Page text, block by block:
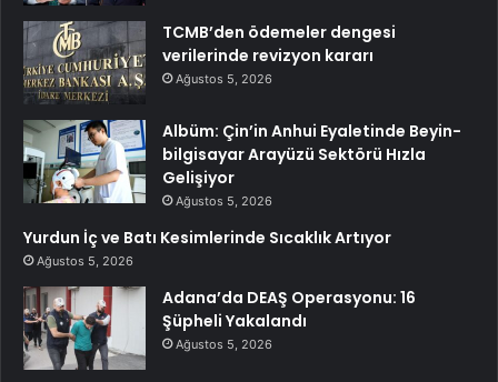
TCMB’den ödemeler dengesi
verilerinde revizyon kararı
Ağustos 5, 2026
Albüm: Çin’in Anhui Eyaletinde Beyin-
bilgisayar Arayüzü Sektörü Hızla
Gelişiyor
Ağustos 5, 2026
Yurdun İç ve Batı Kesimlerinde Sıcaklık Artıyor
Ağustos 5, 2026
Adana’da DEAŞ Operasyonu: 16
Şüpheli Yakalandı
Ağustos 5, 2026